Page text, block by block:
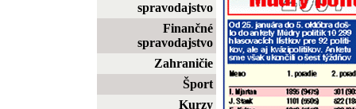
spravodajstvo
Finančné
spravodajstvo
Zahraničie
Šport
Kurzy